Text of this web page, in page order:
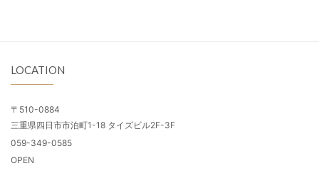
LOCATION
〒510-0884
三重県四日市市泊町1-18 タイズビル2F-3F
059-349-0585
OPEN